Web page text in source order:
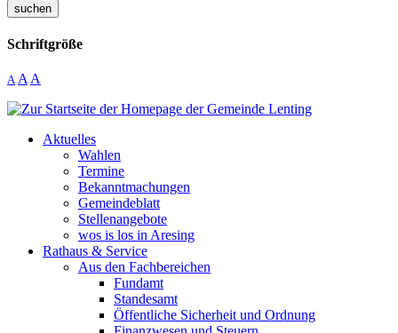
suchen
Schriftgröße
A A A
Aktuelles
Wahlen
Termine
Bekanntmachungen
Gemeindeblatt
Stellenangebote
wos is los in Aresing
Rathaus & Service
Aus den Fachbereichen
Fundamt
Standesamt
Öffentliche Sicherheit und Ordnung